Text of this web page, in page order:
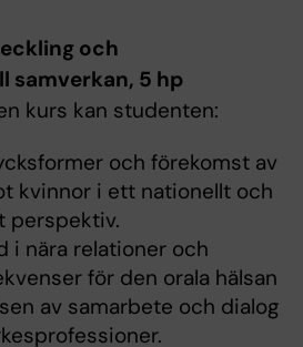
och
samverkan, 5 hp
kurs kan studenten:
och förekomst av
kvinnor i ett nationellt och
perspektiv.
i nära relationer och
för den orala hälsan
av samarbete och dialog